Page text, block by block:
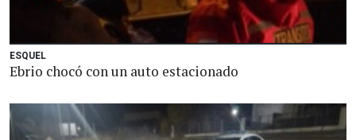
ESQUEL
Ebrio chocó con un auto estacionado